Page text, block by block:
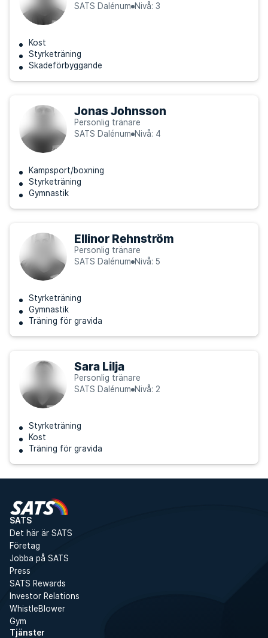
SATS Dalénum Nivå: 3
Kost
Styrketräning
Skadeförbyggande
Jonas Johnsson
Personlig tränare
SATS Dalénum Nivå: 4
Kampsport/boxning
Styrketräning
Gymnastik
Ellinor Rehnström
Personlig tränare
SATS Dalénum Nivå: 5
Styrketräning
Gymnastik
Träning för gravida
Sara Lilja
Personlig tränare
SATS Dalénum Nivå: 2
Styrketräning
Kost
Träning för gravida
SATS
Det här är SATS
Företag
Jobba på SATS
Press
SATS Rewards
Investor Relations
WhistleBlower
Gym
Tjänster